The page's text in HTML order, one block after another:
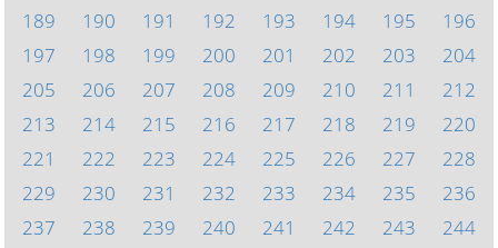
189
190 191 192 193 194 195
196
197
198 199 200 201 202 203
204
205
206 207 208 209 210 211
212
213
214 215 216 217 218 219
220
221
222 223 224 225 226 227
228
229
230 231 232 233 234 235
236
237
238 239 240 241 242 243
244